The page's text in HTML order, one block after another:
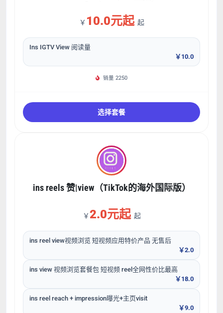
￥ 10.0元起 起
Ins IGTV View 阅读量
￥10.0
销量 2250
选择套餐
ins reels 赞|view（TikTok的海外国际版）
￥2.0元起 起
ins reel view视频浏览 短视频应用特价产品 无售后
￥2.0
ins view 视频浏览套餐包 短视频 reel全网性价比最高
￥18.0
ins reel reach + impression曝光+主页visit
￥9.0